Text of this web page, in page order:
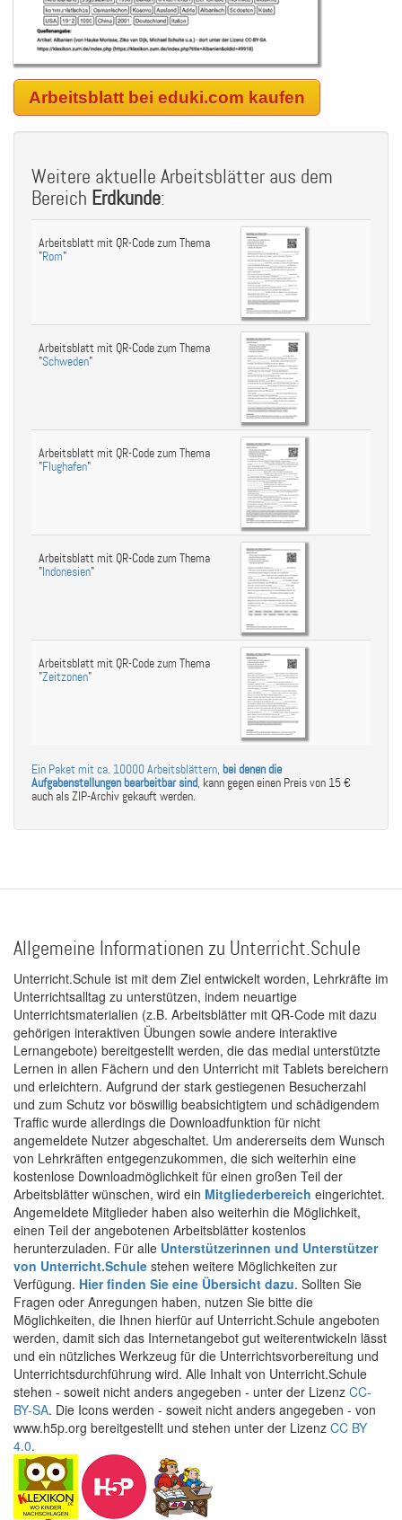
Arbeitsblatt bei eduki.com kaufen
Weitere aktuelle Arbeitsblätter aus dem
Bereich Erdkunde:
Arbeitsblatt mit QR-Code zum Thema
"Rom"
Arbeitsblatt mit QR-Code zum Thema
"Schweden"
Arbeitsblatt mit QR-Code zum Thema
"Flughafen"
Arbeitsblatt mit QR-Code zum Thema
"Indonesien"
Arbeitsblatt mit QR-Code zum Thema
"Zeitzonen"
Ein Paket mit ca. 10000 Arbeitsblättern, bei denen die
Aufgabenstellungen bearbeitbar sind, kann gegen einen Preis von 15 €
auch als ZIP-Archiv gekauft werden.
Allgemeine Informationen zu Unterricht.Schule
Unterricht.Schule ist mit dem Ziel entwickelt worden, Lehrkräfte im
Unterrichtsalltag zu unterstützen, indem neuartige
Unterrichtsmaterialien (z.B. Arbeitsblätter mit QR-Code mit dazu
gehörigen interaktiven Übungen sowie andere interaktive
Lernangebote) bereitgestellt werden, die das medial unterstützte
Lernen in allen Fächern und den Unterricht mit Tablets bereichern
und erleichtern. Aufgrund der stark gestiegenen Besucherzahl
und zum Schutz vor böswillig beabsichtigtem und schädigendem
Traffic wurde allerdings die Downloadfunktion für nicht
angemeldete Nutzer abgeschaltet. Um andererseits dem Wunsch
von Lehrkräften entgegenzukommen, die sich weiterhin eine
kostenlose Downloadmöglichkeit für einen großen Teil der
Arbeitsblätter wünschen, wird ein Mitgliederbereich eingerichtet.
Angemeldete Mitglieder haben also weiterhin die Möglichkeit,
einen Teil der angebotenen Arbeitsblätter kostenlos
herunterzuladen. Für alle Unterstützerinnen und Unterstützer
von Unterricht.Schule stehen weitere Möglichkeiten zur
Verfügung. Hier finden Sie eine Übersicht dazu. Sollten Sie
Fragen oder Anregungen haben, nutzen Sie bitte die
Möglichkeiten, die Ihnen hierfür auf Unterricht.Schule angeboten
werden, damit sich das Internetangebot gut weiterentwickeln lässt
und ein nützliches Werkzeug für die Unterrichtsvorbereitung und
Unterrichtsdurchführung wird. Alle Inhalt von Unterricht.Schule
stehen - soweit nicht anders angegeben - unter der Lizenz CC-
BY-SA. Die Icons werden - soweit nicht anders angegeben - von
www.h5p.org bereitgestellt und stehen unter der Lizenz CC BY
4.0.